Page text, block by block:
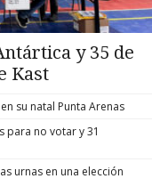
y 35 de
Kast
su natal Punta Arenas
para no votar y 31
urnas en una elección